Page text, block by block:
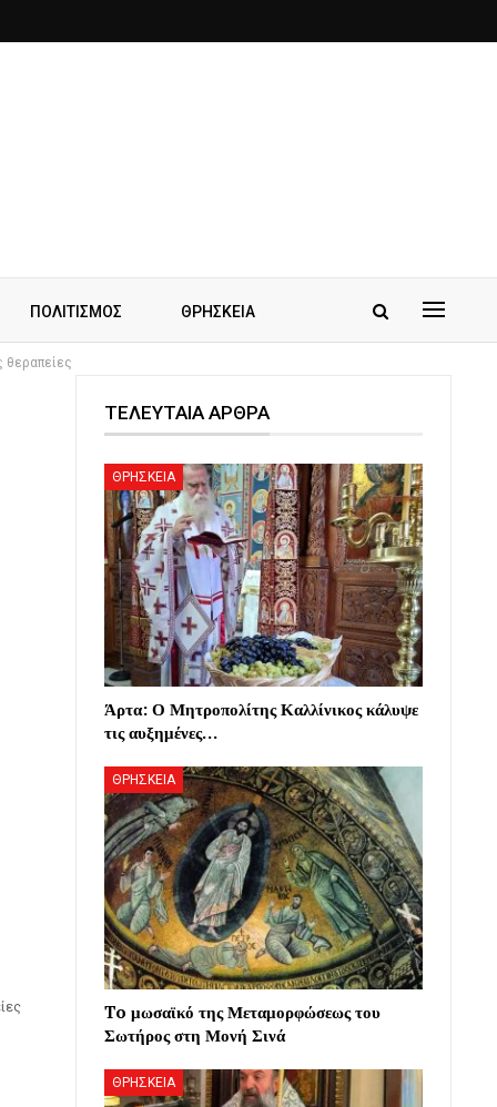
ΠΟΛΙΤΙΣΜΟΣ ΘΡΗΣΚΕΙΑ
θεραπείες
ΤΕΛΕΥΤΑΙΑ ΑΡΘΡΑ
ΘΡΗΣΚΕΙΑ
Άρτα: Ο Μητροπολίτης Καλλίνικος κάλυψε
τις αυξημένες…
ΘΡΗΣΚΕΙΑ
To μωσαϊκό της Μεταμορφώσεως του
Σωτήρος στη Μονή Σινά
ΘΡΗΣΚΕΙΑ